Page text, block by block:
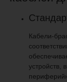
Кабели-
устройств,